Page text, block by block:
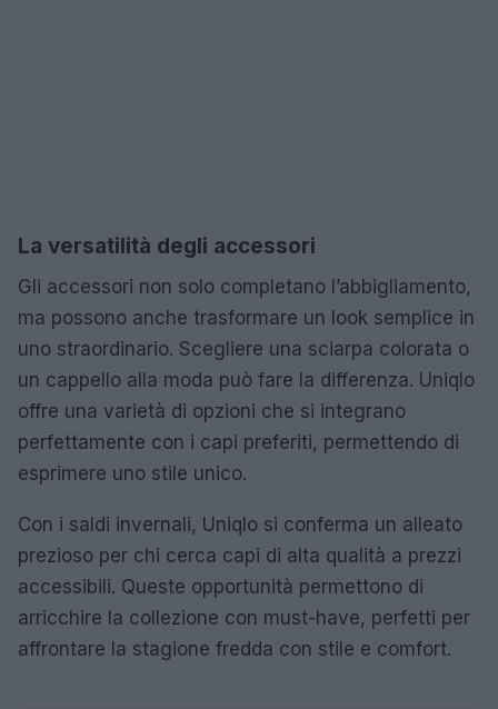
La versatilità degli accessori
Gli accessori non solo completano l’abbigliamento,
ma possono anche trasformare un look semplice in
uno straordinario. Scegliere una sciarpa colorata o
un cappello alla moda può fare la differenza. Uniqlo
offre una varietà di opzioni che si integrano
perfettamente con i capi preferiti, permettendo di
esprimere uno stile unico.
Con i saldi invernali, Uniqlo si conferma un alleato
prezioso per chi cerca capi di alta qualità a prezzi
accessibili. Queste opportunità permettono di
arricchire la collezione con must-have, perfetti per
affrontare la stagione fredda con stile e comfort.